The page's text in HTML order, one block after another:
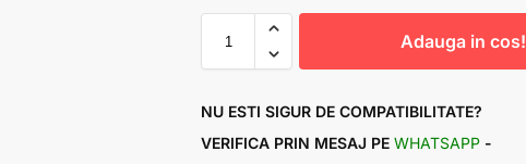
Adauga in cos!
NU ESTI SIGUR DE COMPATIBILITATE?
VERIFICA PRIN MESAJ PEWHATSAPP -